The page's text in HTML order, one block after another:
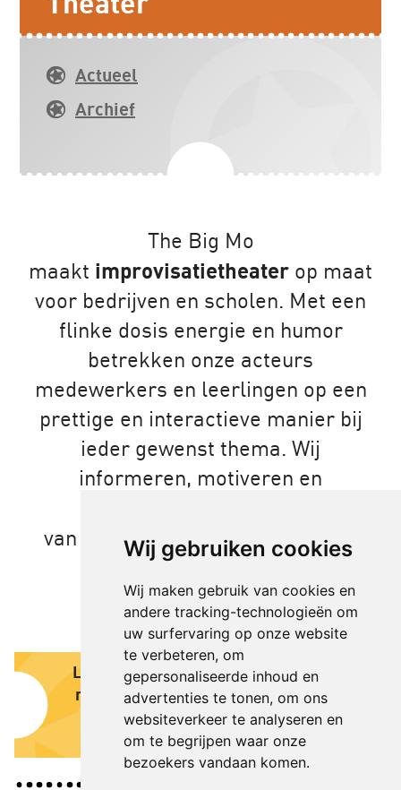
Wij gebruiken cookies
Wij maken gebruik van cookies en
andere tracking-technologieën om
uw surfervaring op onze website
te verbeteren, om
gepersonaliseerde inhoud en
advertenties te tonen, om ons
websiteverkeer te analyseren en
om te begrijpen waar onze
bezoekers vandaan komen.
Actueel
Archief
The Big Mo
maakt improvisatietheater op maat
voor bedrijven en scholen. Met een
flinke dosis energie en humor
betrekken onze acteurs
medewerkers en leerlingen op een
prettige en interactieve manier bij
ieder gewenst thema. Wij
informeren, motiveren en
van
improvisatiebereiken wij uw
doelen op een prettige en
laagdrempelige manier.
Laatste
nieuws
Theater voor de zorg:
interactieve studiedag
over eigen regie en
zelfredzaamheid
Een voorstelling op